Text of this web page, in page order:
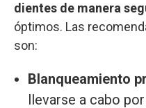
dientes de manera
óptimos. Las
son:
Blanqueamiento
llevarse a cabo